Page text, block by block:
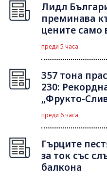
Лидл
преминава
цените само
преди 5 часа
357 тона
230:
„Фрукто-
преди 6 часа
Гърците
за ток със
балкона